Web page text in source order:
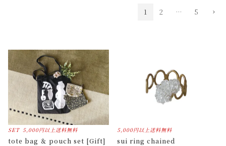
1 2 … 5
SET 5,000円以上送料無料
tote bag ＆ pouch set [Gift]
5,000円以上送料無料
sui ring chained